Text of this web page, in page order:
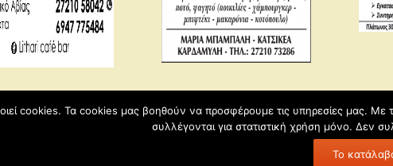
cookies. Τα cookies μας βοηθούν να προσφέρουμε τις υπηρεσίες μας.
συλλέγονται για στατιστική χρήση μόνο. Δεν
Το